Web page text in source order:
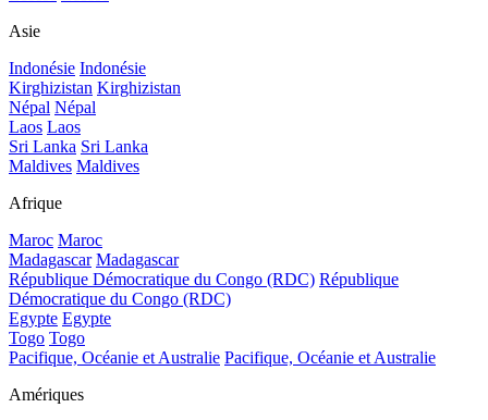
Asie
Indonésie Indonésie
Kirghizistan Kirghizistan
Népal Népal
Laos Laos
Sri Lanka Sri Lanka
Maldives Maldives
Afrique
Maroc Maroc
Madagascar Madagascar
République Démocratique du Congo (RDC) République
Démocratique du Congo (RDC)
Egypte Egypte
Togo Togo
Pacifique, Océanie et Australie Pacifique, Océanie et Australie
Amériques